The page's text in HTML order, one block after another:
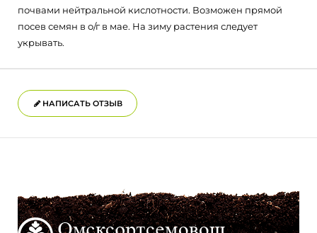
почвами нейтральной кислотности. Возможен прямой
посев семян в о/г в мае. На зиму растения следует
укрывать.
НАПИСАТЬ ОТЗЫВ